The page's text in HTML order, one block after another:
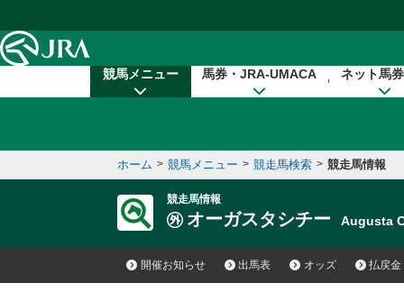
競馬メニュー 馬券・JRA-UMACA ネット馬
ホーム > 競馬メニュー > 競走馬検索 > 競走馬情報
競走馬情報
オーガスタシチー Augusta
開催お知らせ 出馬表 オッズ 払戻金